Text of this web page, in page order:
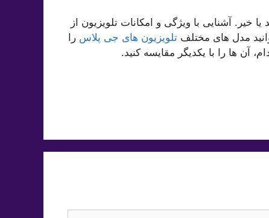
خیر. آشنایی با ویژگی و امکانات تلویزیون از
مدل های مختلف تلویزیون های جی پلاس را